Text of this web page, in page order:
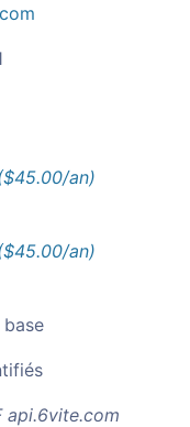
an)
an)
api.6vite.com